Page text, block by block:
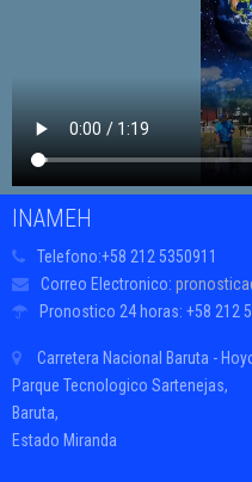
INAMEH
Telefono:+58 212 5350911
Correo Electronico:
Pronostico 24 horas: +58 212
Carretera Nacional Baruta -
Parque Tecnologico Sartenejas,
Baruta,
Estado Miranda